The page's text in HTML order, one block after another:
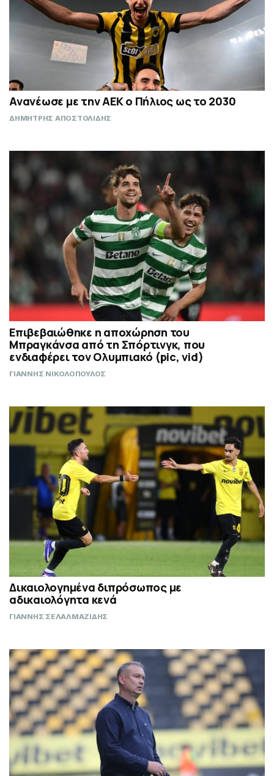
Ανανέωσε με την ΑΕΚ ο Πήλιος ως το 2030
ΔΗΜΗΤΡΗΣ ΑΠΟΣΤΟΛΙΔΗΣ
Επιβεβαιώθηκε η αποχώρηση του
Μπραγκάνσα από τη Σπόρτινγκ, που
ενδιαφέρει τον Ολυμπιακό (pic, vid)
ΓΙΑΝΝΗΣ ΝΙΚΟΛΟΠΟΥΛΟΣ
Δικαιολογημένα διπρόσωπος με
αδικαιολόγητα κενά
ΓΙΑΝΝΗΣ ΣΕΛΑΛΜΑΖΙΔΗΣ